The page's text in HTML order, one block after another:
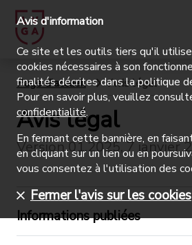
Page d'accueil Avis légal
Avis légal
Version 01.2025, 7 janvier
Informations publiées
Avis d'information
Ce site et les outils tiers qu'il
cookies nécessaires à son
finalités décrites dans la politique
Pour en savoir plus, veuillez
confidentialité.
En fermant cette bannière, en
en cliquant sur un lien ou en
vous consentez à l'utilisation des
Fermer l'avis sur les cookies